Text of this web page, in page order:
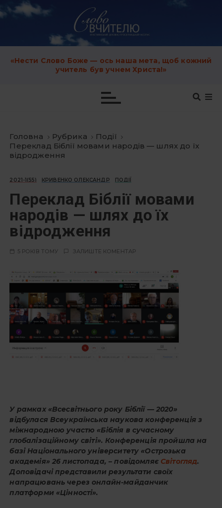
k
o
«Нести Слово Боже — ось наша мета, щоб кожний
учитель був учнем Христа!»
Головна Рубрика
Події
Переклад Біблії мовами народів — шлях до їх
відродження
2021-1(55) КРИВЕНКО ОЛЕКСАНДР ПОДІЇ
Переклад Біблії мовами
народів — шлях до їх
відродження
5 РОКІВ ТОМУ ЗАЛИШТЕ КОМЕНТАР
У рамках «Всесвітнього року Біблії — 2020»
відбулася Всеукраїнська наукова конференція з
міжнародною участю «Біблія в сучасному
глобалізаційному світі». Конференція пройшла на
базі Національного університету «Острозька
академія» 26 листопада, – повідомляє Світогляд.
Доповідачі представили результати своїх
напрацювань через онлайн-майданчик
платформи «Цінності».